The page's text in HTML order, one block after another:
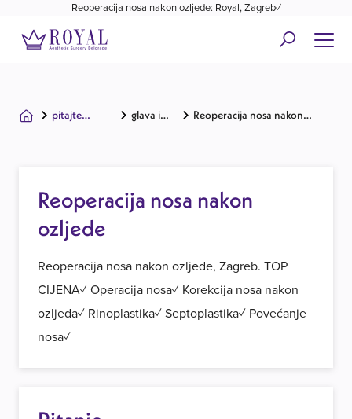
Reoperacija nosa nakon ozljede: Royal, Zagreb✓
pitajte
glava i
Reoperacija nosa nakon
Reoperacija nosa nakon
ozljede
Reoperacija nosa nakon ozljede, Zagreb. TOP
CIJENA✓ Operacija nosa✓ Korekcija nosa nakon
ozljeda✓ Rinoplastika✓ Septoplastika✓ Povećanje
nosa✓